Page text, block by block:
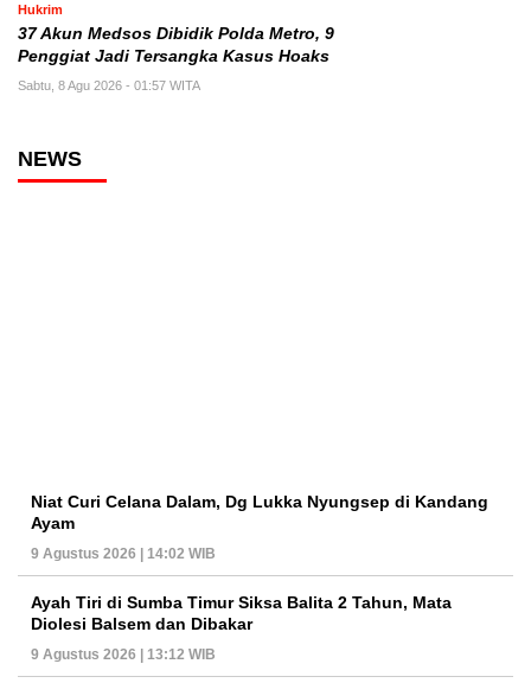
Hukrim
37 Akun Medsos Dibidik Polda Metro, 9
Penggiat Jadi Tersangka Kasus Hoaks
Sabtu, 8 Agu 2026 - 01:57 WITA
NEWS
Niat Curi Celana Dalam, Dg Lukka Nyungsep di Kandang
Ayam
9 Agustus 2026 | 14:02 WIB
Ayah Tiri di Sumba Timur Siksa Balita 2 Tahun, Mata
Diolesi Balsem dan Dibakar
9 Agustus 2026 | 13:12 WIB